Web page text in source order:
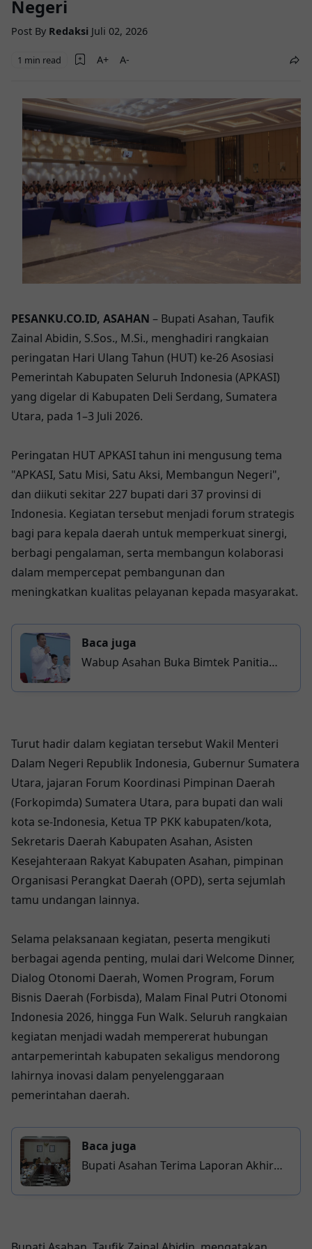
Negeri
Post By Redaksi Juli 02, 2026
1 min read
PESANKU.CO.ID, ASAHAN – Bupati Asahan, Taufik
Zainal Abidin, S.Sos., M.Si., menghadiri rangkaian
peringatan Hari Ulang Tahun (HUT) ke-26 Asosiasi
Pemerintah Kabupaten Seluruh Indonesia (APKASI)
yang digelar di Kabupaten Deli Serdang, Sumatera
Utara, pada 1–3 Juli 2026.
Peringatan HUT APKASI tahun ini mengusung tema
"APKASI, Satu Misi, Satu Aksi, Membangun Negeri",
dan diikuti sekitar 227 bupati dari 37 provinsi di
Indonesia. Kegiatan tersebut menjadi forum strategis
bagi para kepala daerah untuk memperkuat sinergi,
berbagi pengalaman, serta membangun kolaborasi
dalam mempercepat pembangunan dan
meningkatkan kualitas pelayanan kepada masyarakat.
Baca juga
Wabup Asahan Buka Bimtek Panitia
Turut hadir dalam kegiatan tersebut Wakil Menteri
Dalam Negeri Republik Indonesia, Gubernur Sumatera
Utara, jajaran Forum Koordinasi Pimpinan Daerah
(Forkopimda) Sumatera Utara, para bupati dan wali
kota se-Indonesia, Ketua TP PKK kabupaten/kota,
Sekretaris Daerah Kabupaten Asahan, Asisten
Kesejahteraan Rakyat Kabupaten Asahan, pimpinan
Organisasi Perangkat Daerah (OPD), serta sejumlah
tamu undangan lainnya.
Selama pelaksanaan kegiatan, peserta mengikuti
berbagai agenda penting, mulai dari Welcome Dinner,
Dialog Otonomi Daerah, Women Program, Forum
Bisnis Daerah (Forbisda), Malam Final Putri Otonomi
Indonesia 2026, hingga Fun Walk. Seluruh rangkaian
kegiatan menjadi wadah mempererat hubungan
antarpemerintah kabupaten sekaligus mendorong
lahirnya inovasi dalam penyelenggaraan
pemerintahan daerah.
Baca juga
Bupati Asahan Terima Laporan Akhir